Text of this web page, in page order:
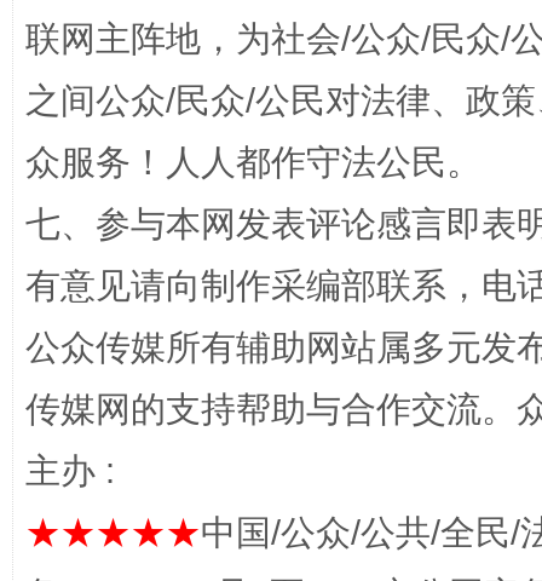
“蜀中异人”王建安的艺术幻境
完善运行机制助力责任有效落实
联网主阵地，为社会/公众/民众/
之间公众/民众/公民对法律、政
众服务！人人都作守法公民。
七、参与本网发表评论感言即表
有意见请向制作采编部联系，电
公众传媒所有辅助网站属多元发
传媒网的支持帮助与合作交流。
主办 :
★★★★★中国/公众/公共/全民/